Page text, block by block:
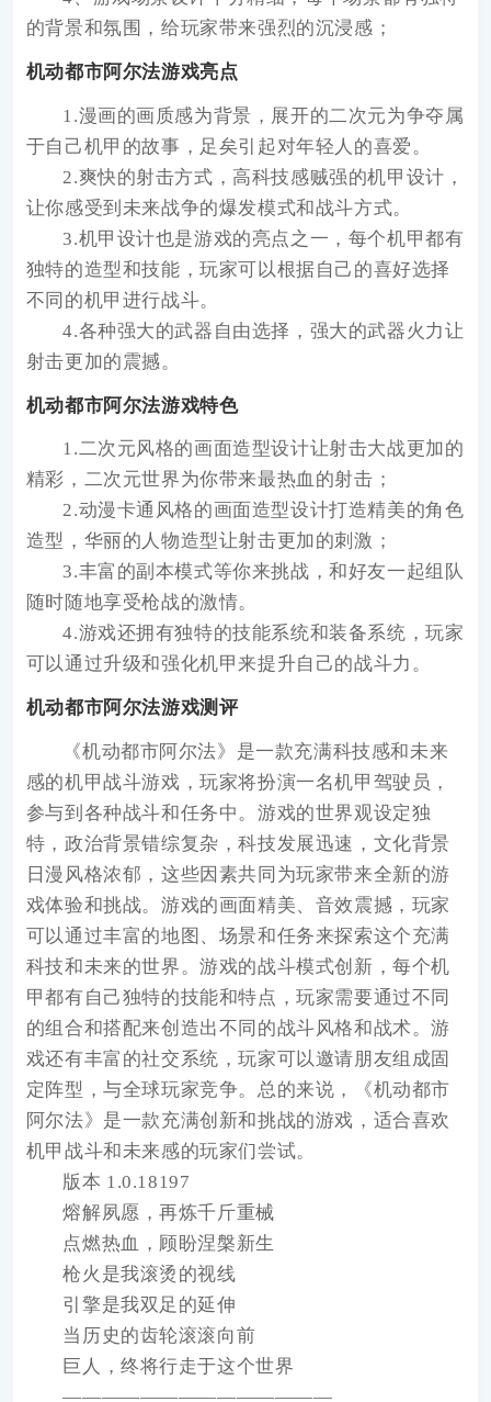
的背景和氛围，给玩家带来强烈的沉浸感；
机动都市阿尔法游戏亮点
1.漫画的画质感为背景，展开的二次元为争夺属
于自己机甲的故事，足矣引起对年轻人的喜爱。
2.爽快的射击方式，高科技感贼强的机甲设计，
让你感受到未来战争的爆发模式和战斗方式。
3.机甲设计也是游戏的亮点之一，每个机甲都有
独特的造型和技能，玩家可以根据自己的喜好选择
不同的机甲进行战斗。
4.各种强大的武器自由选择，强大的武器火力让
射击更加的震撼。
机动都市阿尔法游戏特色
1.二次元风格的画面造型设计让射击大战更加的
精彩，二次元世界为你带来最热血的射击；
2.动漫卡通风格的画面造型设计打造精美的角色
造型，华丽的人物造型让射击更加的刺激；
3.丰富的副本模式等你来挑战，和好友一起组队
随时随地享受枪战的激情。
4.游戏还拥有独特的技能系统和装备系统，玩家
可以通过升级和强化机甲来提升自己的战斗力。
机动都市阿尔法游戏测评
《机动都市阿尔法》是一款充满科技感和未来
感的机甲战斗游戏，玩家将扮演一名机甲驾驶员，
参与到各种战斗和任务中。游戏的世界观设定独
特，政治背景错综复杂，科技发展迅速，文化背景
日漫风格浓郁，这些因素共同为玩家带来全新的游
戏体验和挑战。游戏的画面精美、音效震撼，玩家
可以通过丰富的地图、场景和任务来探索这个充满
科技和未来的世界。游戏的战斗模式创新，每个机
甲都有自己独特的技能和特点，玩家需要通过不同
的组合和搭配来创造出不同的战斗风格和战术。游
戏还有丰富的社交系统，玩家可以邀请朋友组成固
定阵型，与全球玩家竞争。总的来说，《机动都市
阿尔法》是一款充满创新和挑战的游戏，适合喜欢
机甲战斗和未来感的玩家们尝试。
版本 1.0.18197
熔解夙愿，再炼千斤重械
点燃热血，顾盼涅槃新生
枪火是我滚烫的视线
引擎是我双足的延伸
当历史的齿轮滚滚向前
巨人，终将行走于这个世界
——————————————